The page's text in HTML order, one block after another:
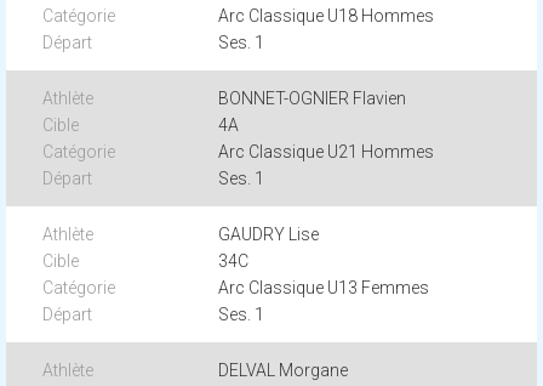
Arc Classique U18 Hommes
Ses. 1
BONNET-OGNIER Flavien
4A
Arc Classique U21 Hommes
Ses. 1
GAUDRY Lise
34C
Arc Classique U13 Femmes
Ses. 1
DELVAL Morgane